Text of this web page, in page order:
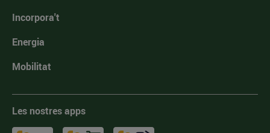
Incorpora't
Energia
Mobilitat
Les nostres apps